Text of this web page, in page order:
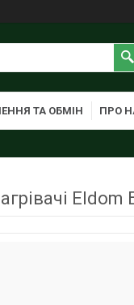
ТА ОБМІН ПРО
Eldom